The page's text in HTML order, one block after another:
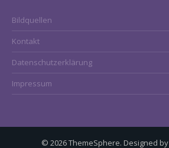
Bildquellen
Kontakt
Datenschutzerklärung
Impressum
© 2026 ThemeSphere. Designed by